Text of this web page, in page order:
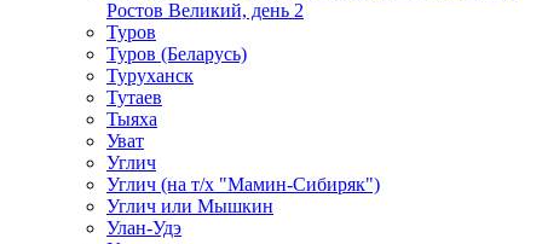
Ростов Великий, день 2
Туров
Туров (Беларусь)
Туруханск
Тутаев
Тыяха
Уват
Углич
Углич (на т/х "Мамин-Сибиряк")
Углич или Мышкин
Улан-Удэ